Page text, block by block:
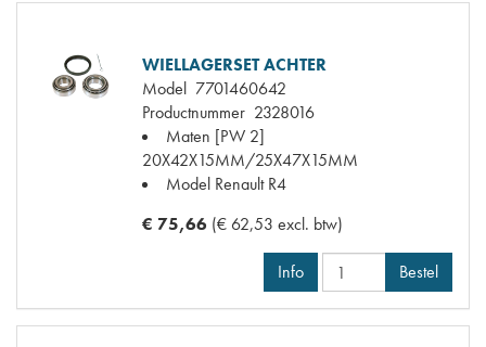
WIELLAGERSET ACHTER
Model 7701460642
Productnummer 2328016
Maten [PW 2]
20X42X15MM/25X47X15MM
Model Renault R4
€ 75,66 (€ 62,53 excl. btw)
Info Bestel